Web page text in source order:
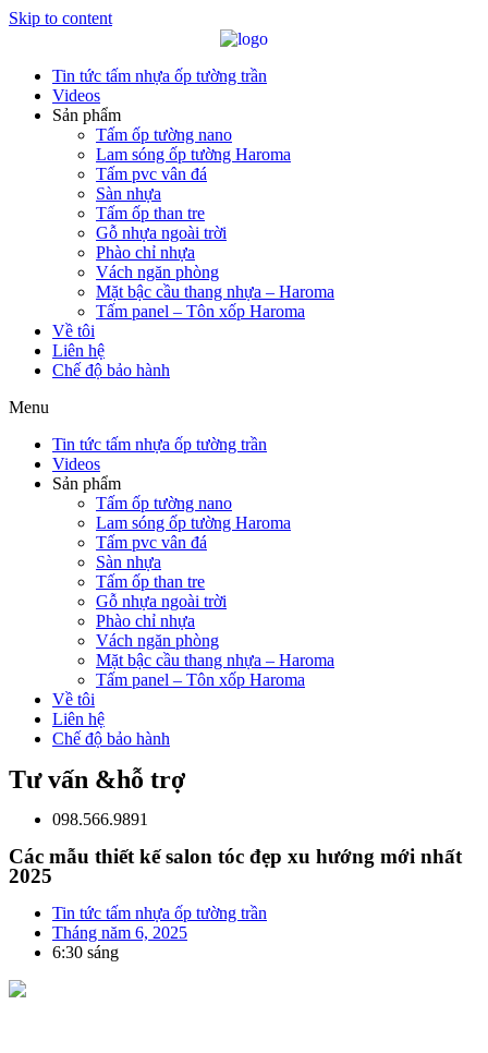
Skip to content
Tin tức tấm nhựa ốp tường trần
Videos
Sản phẩm
Tấm ốp tường nano
Lam sóng ốp tường Haroma
Tấm pvc vân đá
Sàn nhựa
Tấm ốp than tre
Gỗ nhựa ngoài trời
Phào chỉ nhựa
Vách ngăn phòng
Mặt bậc cầu thang nhựa – Haroma
Tấm panel – Tôn xốp Haroma
Về tôi
Liên hệ
Chế độ bảo hành
Menu
Tin tức tấm nhựa ốp tường trần
Videos
Sản phẩm
Tấm ốp tường nano
Lam sóng ốp tường Haroma
Tấm pvc vân đá
Sàn nhựa
Tấm ốp than tre
Gỗ nhựa ngoài trời
Phào chỉ nhựa
Vách ngăn phòng
Mặt bậc cầu thang nhựa – Haroma
Tấm panel – Tôn xốp Haroma
Về tôi
Liên hệ
Chế độ bảo hành
Tư vấn &hỗ trợ
098.566.9891
Các mẫu thiết kế salon tóc đẹp xu hướng mới nhất
2025
Tin tức tấm nhựa ốp tường trần
Tháng năm 6, 2025
6:30 sáng